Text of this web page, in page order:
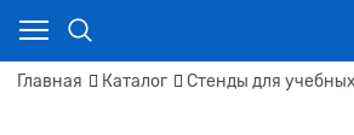
Главная Каталог Стенды для